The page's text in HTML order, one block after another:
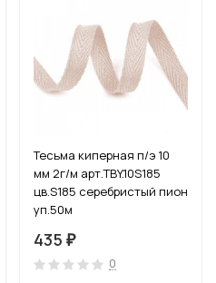
Тесьма киперная п/э 10
мм 2г/м арт.TBY.10S185
цв.S185 серебристый пион
уп.50м
435 ₽
0